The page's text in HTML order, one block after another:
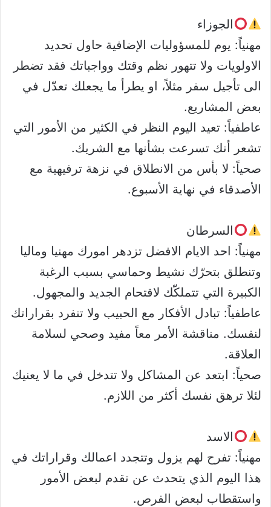
الجوزاء
مهنياً: يوم للمسؤوليات الإضافية حاول تحديد
الاولويات ولا تتهور نظم وقتك وواجباتك فقد تضطر
الى تأجيل سفر مثلاً، او يطرأ ما يجعلك تعدّل في
بعض المشاريع.
عاطفياً: تعيد اليوم النظر في الكثير من الأمور التي
تشعر أنك تسرعت بشأنها مع الشريك.
صحياً: لا بأس من الانطلاق في نزهة ترفيهية مع
الأصدقاء في نهاية الأسبوع.
السرطان
مهنياً: احد الايام الافضل تزدهر امورك مهنيا وماليا
وتنطلق بتحرّك نشيط وحماسي بسبب الرغبة
الكبيرة التي تتملكّك لاقتحام الجديد والمجهول.
عاطفياً: تبادل الأفكار مع الحبيب ولا تنفرد بقراراتك
لنفسك. مناقشة الأمر معاً مفيد وصحي لسلامة
العلاقة.
صحياً: ابتعد عن المشاكل ولا تتدخل في ما لا يعنيك
لئلا ترهق نفسك أكثر من اللازم.
الاسد
مهنياً: تفرح لهم يزول وتتجدد اعمالك وقراراتك في
هذا اليوم الذي يتحدث عن تقدم لبعض الأمور
واستقطاب لبعض الفرص.